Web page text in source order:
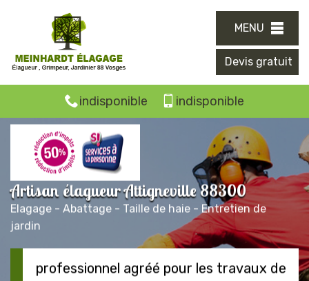
MENU
Devis gratuit
indisponible indisponible
Artisan élagueur Attigneville 88300
Elagage - Abattage - Taille de haie - Entretien de
jardin
professionnel agréé pour les travaux de